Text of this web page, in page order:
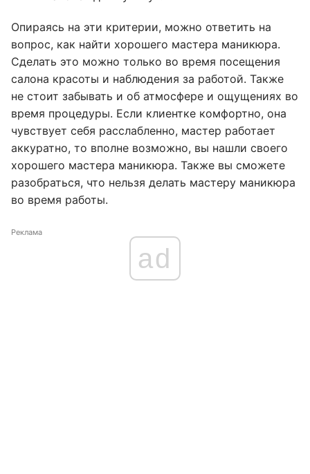
Опираясь на эти критерии, можно ответить на
вопрос, как найти хорошего мастера маникюра.
Сделать это можно только во время посещения
салона красоты и наблюдения за работой. Также
не стоит забывать и об атмосфере и ощущениях во
время процедуры. Если клиентке комфортно, она
чувствует себя расслабленно, мастер работает
аккуратно, то вполне возможно, вы нашли своего
хорошего мастера маникюра. Также вы сможете
разобраться, что нельзя делать мастеру маникюра
во время работы.
Реклама
ad